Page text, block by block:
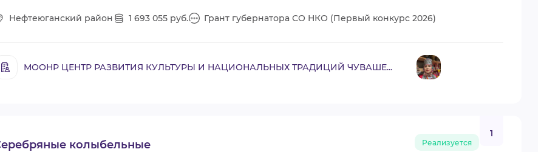
Нефтеюганский район 1 693 055 руб. Грант губернатора СО НКО (Первый конкурс 2026)
МООНР ЦЕНТР РАЗВИТИЯ КУЛЬТУРЫ И НАЦИОНАЛЬНЫХ ТРАДИЦИЙ ЧУВАШЕ...
колыбельные Реализуется
1